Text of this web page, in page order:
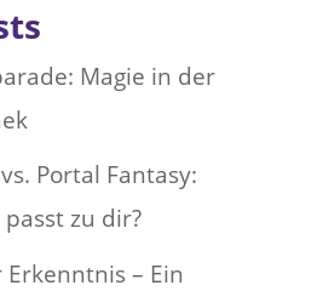
Magie in der
Portal Fantasy:
zu dir?
– Ein